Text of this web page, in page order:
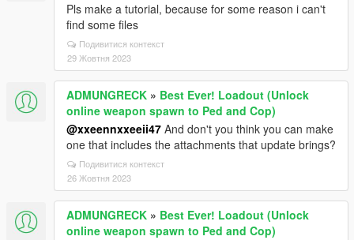
Pls make a tutorial, because for some reason i can't
find some files
Подивитися контекст
29 Жовтня 2023
ADMUNGRECK » Best Ever! Loadout (Unlock
online weapon spawn to Ped and Cop)
@xxeennxxeeii47 And don't you think you can make
one that includes the attachments that update brings?
Подивитися контекст
26 Жовтня 2023
ADMUNGRECK » Best Ever! Loadout (Unlock
online weapon spawn to Ped and Cop)